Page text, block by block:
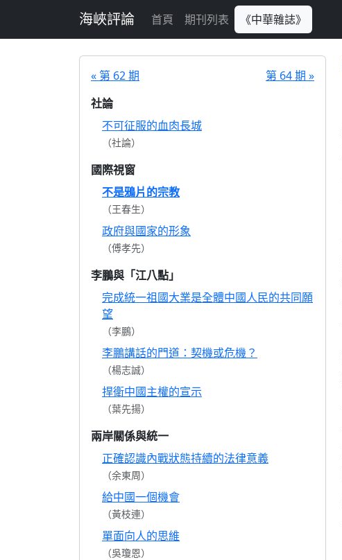
海峽評論 首頁 期刊列表 《中華雜誌》
« 第 62 期
第 64 期 »
社論
不可征服的血肉長城
（社論）
國際視窗
不是鴉片的宗教
（王春生）
政府與國家的形象
（傅孝先）
李鵬與「江八點」
完成統一祖國大業是全體中國人民的共同願
望
（李鵬）
李鵬講話的門道：契機或危機？
（楊志誠）
捍衛中國主權的宣示
（葉先揚）
兩岸關係與統一
正確認識內戰狀態持續的法律意義
（余東周）
給中國一個機會
（黃枝連）
單面向人的思維
（吳瓊恩）